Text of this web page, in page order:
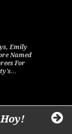
Emily
Named
For